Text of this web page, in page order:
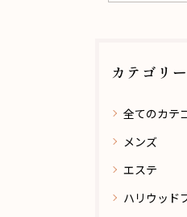
カテゴリー
全てのカテ
メンズ
エステ
ハリウッド